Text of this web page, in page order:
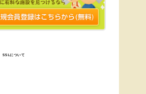
SSLについて